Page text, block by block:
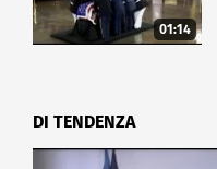
01:14
DI TENDENZA